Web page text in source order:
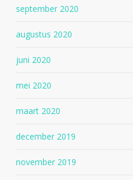
september 2020
augustus 2020
juni 2020
mei 2020
maart 2020
december 2019
november 2019